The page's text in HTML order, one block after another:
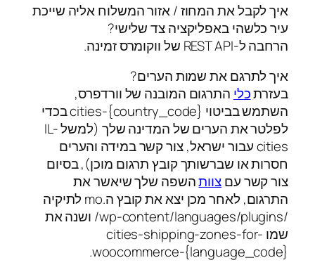
איך לקבל את המחוז / אזור המשלוח אליה שייכת
עיר כלשהי באפליקציה צד שלישי?
הרחבה ל-REST API של ווקומרס זמינה.
איך לתרגם את שמות הערים?
בעזרתכלי התרגום המובנה של וורדפרס,
השתמש בביטוי {country_code}-cities בכדי
לפלטר את הערים של המדינה שלך (למשל IL-
cities עבור ישראל, צור קשר במידה והערים
חסרות או שברשותך קובץ תרגום מוכן), בסיום
צור קשר עםצוותהשפה שלך שיאשר את
התרגום, לאחר מכן יצא את קובץ ה.mo לתיקיה
/wp-content/languages/plugins/ ושנה את
שמו cities-shipping-zones-for-
woocommerce-{language_code}.